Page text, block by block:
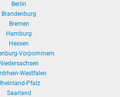
Berlin
Brandenburg
Bremen
Hamburg
Hessen
Vorpommern
Niedersachsen
Westfalen
Pfalz
Saarland